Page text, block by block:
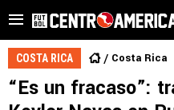
COSTA RICA Costa Rica
“Es un fracaso”: